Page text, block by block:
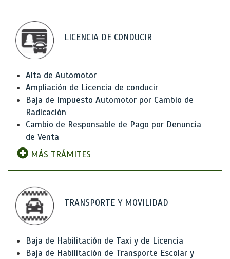
LICENCIA DE CONDUCIR
Alta de Automotor
Ampliación de Licencia de conducir
Baja de Impuesto Automotor por Cambio de
Radicación
Cambio de Responsable de Pago por Denuncia
de Venta
MÁS TRÁMITES
TRANSPORTE Y MOVILIDAD
Baja de Habilitación de Taxi y de Licencia
Baja de Habilitación de Transporte Escolar y